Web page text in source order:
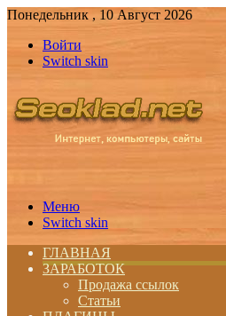
Понедельник , 10 Август 2026
Войти
Switch skin
Меню
Switch skin
ГЛАВНАЯ
ЗАРАБОТОК
Продажа ссылок
Статьи